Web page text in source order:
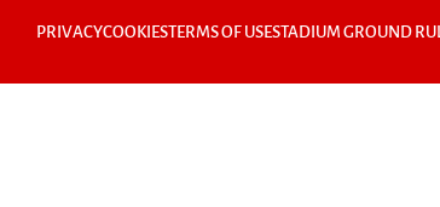
PRIVACYCOOKIESTERMS OF USESTADIUM GROUND